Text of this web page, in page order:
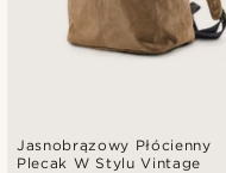
Jasnobrązowy Płócienny
Plecak W Stylu Vintage